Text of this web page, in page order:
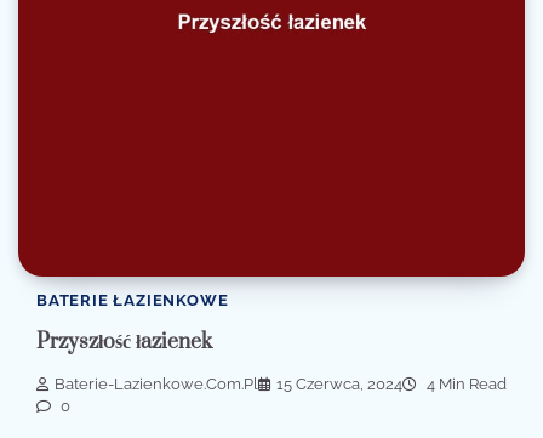
BATERIE ŁAZIENKOWE
Przyszłość łazienek
Baterie-Lazienkowe.com.pl 15 Czerwca, 2024
4 Min Read
0